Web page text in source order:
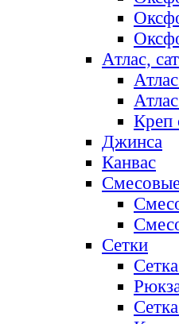
Атлас,
Креп
Джинса
Канвас
Сетки